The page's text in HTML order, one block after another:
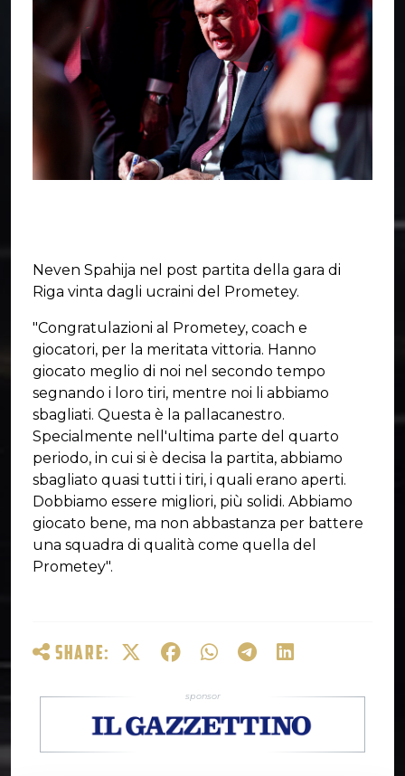
Neven Spahija nel post partita della gara di
Riga vinta dagli ucraini del Prometey.
"Congratulazioni al Prometey, coach e
giocatori, per la meritata vittoria. Hanno
giocato meglio di noi nel secondo tempo
segnando i loro tiri, mentre noi li abbiamo
sbagliati. Questa è la pallacanestro.
Specialmente nell'ultima parte del quarto
periodo, in cui si è decisa la partita, abbiamo
sbagliato quasi tutti i tiri, i quali erano aperti.
Dobbiamo essere migliori, più solidi. Abbiamo
giocato bene, ma non abbastanza per battere
una squadra di qualità come quella del
Prometey".
SHARE: